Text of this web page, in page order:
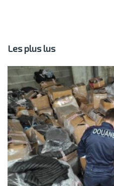
Les plus lus